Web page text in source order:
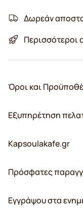
Δωρεάν
Περισσότεροι
Όροι και
Εξυπηρέτηση
Kapsoulakafe.gr
Πρόσφατες
Εγγράψου στα